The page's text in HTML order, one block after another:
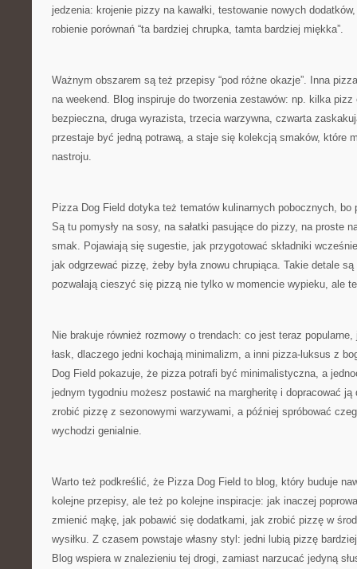
jedzenia: krojenie pizzy na kawałki, testowanie nowych
robienie porównań “ta bardziej chrupka, tamta bardziej miękka”.
Ważnym obszarem są też przepisy “pod różne okazje”. Inna
na weekend. Blog inspiruje do tworzenia zestawów: np. kilka
bezpieczna, druga wyrazista, trzecia warzywna, czwarta
przestaje być jedną potrawą, a staje się kolekcją smaków, które
nastroju.
Pizza Dog Field dotyka też tematów kulinarnych pobocznych,
Są tu pomysły na sosy, na sałatki pasujące do pizzy, na proste
smak. Pojawiają się sugestie, jak przygotować składniki
jak odgrzewać pizzę, żeby była znowu chrupiąca. Takie detale
pozwalają cieszyć się pizzą nie tylko w momencie wypieku, ale
Nie brakuje również rozmowy o trendach: co jest teraz
łask, dlaczego jedni kochają minimalizm, a inni pizza-luksus z
Dog Field pokazuje, że pizza potrafi być minimalistyczna, a
jednym tygodniu możesz postawić na margheritę i dopracować
zrobić pizzę z sezonowymi warzywami, a później spróbować
wychodzi genialnie.
Warto też podkreślić, że Pizza Dog Field to blog, który buduje
kolejne przepisy, ale też po kolejne inspiracje: jak inaczej
zmienić mąkę, jak pobawić się dodatkami, jak zrobić pizzę w
wysiłku. Z czasem powstaje własny styl: jedni lubią pizzę
Blog wspiera w znalezieniu tej drogi, zamiast narzucać jedyną